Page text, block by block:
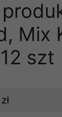
Mix
szt